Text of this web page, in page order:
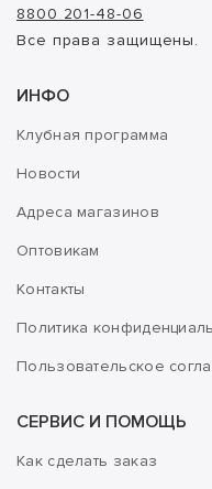
8800 201-48-06
Все права защищены.
ИНФО
Клубная программа
Новости
Адреса магазинов
Оптовикам
Контакты
Политика
Пользовательское
СЕРВИС И ПОМОЩЬ
Как сделать заказ